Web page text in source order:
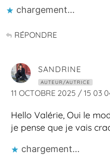
chargement…
RÉPONDRE
SANDRINE
AUTEUR/AUTRICE
11 OCTOBRE 2025 / 15 03
Hello Valérie, Oui le
je pense que je vais
chargement…